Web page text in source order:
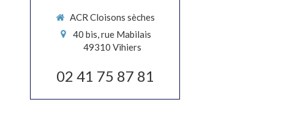
ACR Cloisons sèches
40 bis, rue Mabilais
49310 Vihiers
02 41 75 87 81